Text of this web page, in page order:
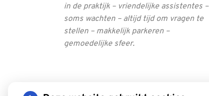
in de praktijk – vriendelijke assistentes –
soms wachten – altijd tijd om vragen te
stellen – makkelijk parkeren –
gemoedelijke sfeer.